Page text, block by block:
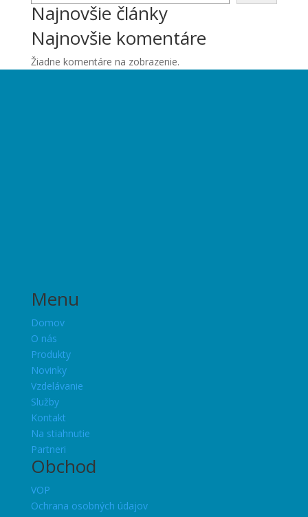
Najnovšie články
Najnovšie komentáre
Žiadne komentáre na zobrazenie.
Menu
Domov
O nás
Produkty
Novinky
Vzdelávanie
Služby
Kontakt
Na stiahnutie
Partneri
Obchod
VOP
Ochrana osobných údajov